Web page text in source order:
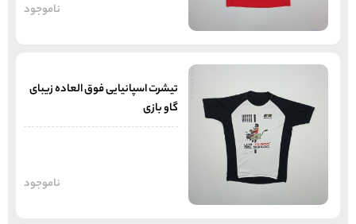
ناموجود
تیشرت اسپانیایی فوق العاده زیبای
گاو بازی
ناموجود